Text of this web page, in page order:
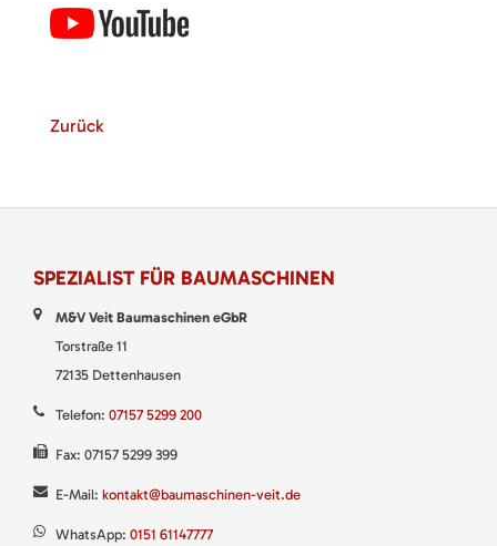
Zurück
SPEZIALIST FÜR BAUMASCHINEN
M&V Veit Baumaschinen eGbR
Torstraße 11
72135 Dettenhausen
Telefon: 07157 5299 200
Fax: 07157 5299 399
E-Mail: kontakt@baumaschinen-veit.de
WhatsApp: 0151 61147777